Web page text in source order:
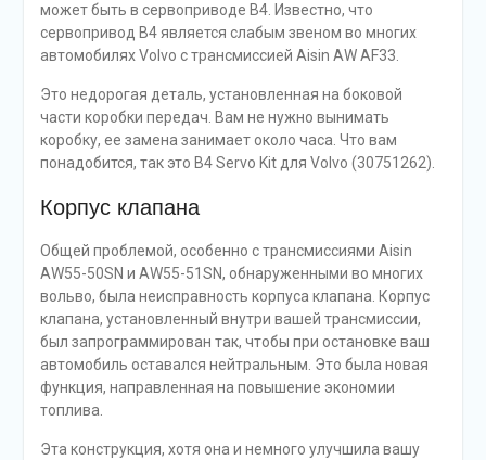
может быть в сервоприводе B4. Известно, что
сервопривод B4 является слабым звеном во многих
автомобилях Volvo с трансмиссией Aisin AW AF33.
Это недорогая деталь, установленная на боковой
части коробки передач. Вам не нужно вынимать
коробку, ее замена занимает около часа. Что вам
понадобится, так это B4 Servo Kit для Volvo (30751262).
Корпус клапана
Общей проблемой, особенно с трансмиссиями Aisin
AW55-50SN и AW55-51SN, обнаруженными во многих
вольво, была неисправность корпуса клапана. Корпус
клапана, установленный внутри вашей трансмиссии,
был запрограммирован так, чтобы при остановке ваш
автомобиль оставался нейтральным. Это была новая
функция, направленная на повышение экономии
топлива.
Эта конструкция, хотя она и немного улучшила вашу